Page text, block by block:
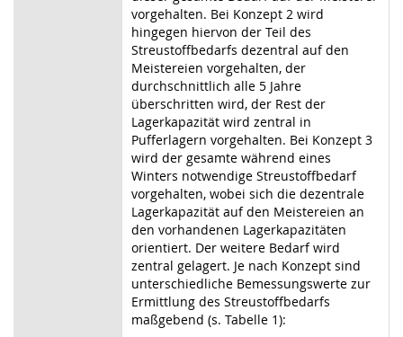
vorgehalten. Bei Konzept 2 wird
hingegen hiervon der Teil des
Streustoffbedarfs dezentral auf den
Meistereien vorgehalten, der
durchschnittlich alle 5 Jahre
überschritten wird, der Rest der
Lagerkapazität wird zentral in
Pufferlagern vorgehalten. Bei Konzept 3
wird der gesamte während eines
Winters notwendige Streustoffbedarf
vorgehalten, wobei sich die dezentrale
Lagerkapazität auf den Meistereien an
den vorhandenen Lagerkapazitäten
orientiert. Der weitere Bedarf wird
zentral gelagert. Je nach Konzept sind
unterschiedliche Bemessungswerte zur
Ermittlung des Streustoffbedarfs
maßgebend (s. Tabelle 1):